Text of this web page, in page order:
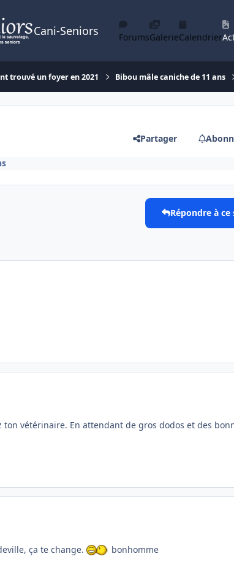
Cani-Seniors ForumsGalerieCalendrier
trouvé un foyer en 2021 Bibou mâle caniche de 11 ans
Partager
Répondre à ce
vétérinaire. En attendant de gros dodos et des
ça te change. bonhomme